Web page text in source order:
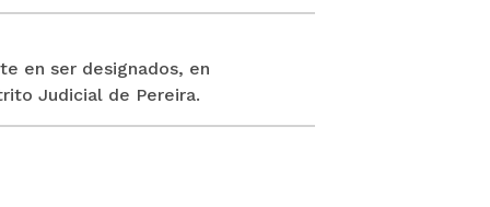
en ser designados, en
Judicial de Pereira.